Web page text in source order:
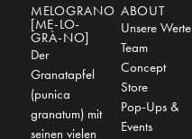
MELOGRANO
[ME-LO-
GRÀ-NO]
Der
Granatapfel
(punica
granatum) mit
seinen vielen
ABOUT
Unsere Werte
Team
Concept
Store
Pop-Ups &
Events